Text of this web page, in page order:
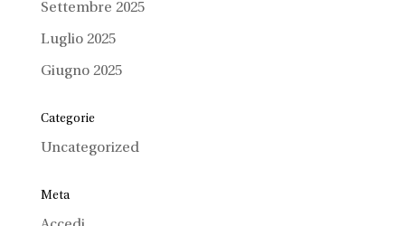
Settembre 2025
Luglio 2025
Giugno 2025
Categorie
Uncategorized
Meta